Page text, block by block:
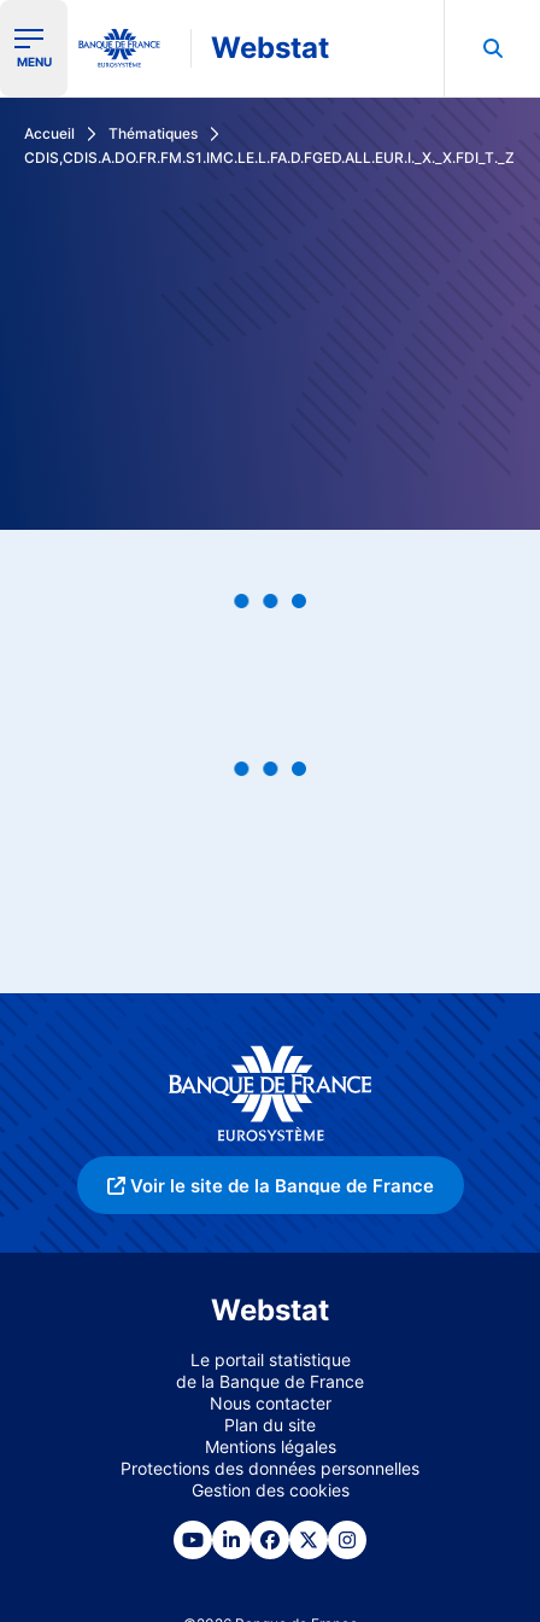
Ouvrir le menu de navigation
MENU Webstat
Accueil
Thématiques
CDIS,CDIS.A.DO.FR.FM.S1.IMC.LE.L.FA.D.FGED.ALL.EUR.I._X._X.FDI_T._Z
Voir le site de la Banque de France
Webstat
Le portail statistique
de la Banque de France
Nous contacter
Plan du site
Mentions légales
Protections des données personnelles
Gestion des cookies